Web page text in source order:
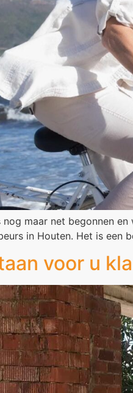
nog maar net begonnen
in Houten. Het is een
voor u